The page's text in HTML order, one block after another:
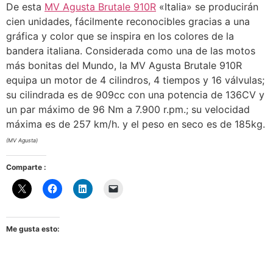
De esta MV Agusta Brutale 910R «Italia» se producirán
cien unidades, fácilmente reconocibles gracias a una
gráfica y color que se inspira en los colores de la
bandera italiana. Considerada como una de las motos
más bonitas del Mundo, la MV Agusta Brutale 910R
equipa un motor de 4 cilindros, 4 tiempos y 16 válvulas;
su cilindrada es de 909cc con una potencia de 136CV y
un par máximo de 96 Nm a 7.900 r.pm.; su velocidad
máxima es de 257 km/h. y el peso en seco es de 185kg.
(MV Agusta)
Comparte :
Me gusta esto: